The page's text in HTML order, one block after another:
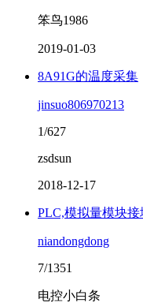
笨鸟1986
2019-01-03
8A91G的温度采集
jinsuo806970213
1/627
zsdsun
2018-12-17
PLC,模拟量模块接
niandongdong
7/1351
电控小白条